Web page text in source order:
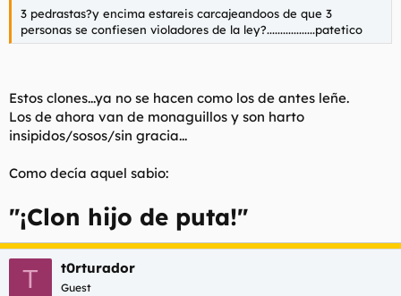
3 pedrastas?y encima estareis carcajeandoos de que 3
personas se confiesen violadores de la ley?..................patetico
Estos clones...ya no se hacen como los de antes leñe.
Los de ahora van de monaguillos y son harto
insipidos/sosos/sin gracia...
Como decía aquel sabio:
"¡Clon hijo de puta!"
T t0rturador
Guest